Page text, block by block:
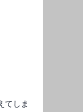
てしま